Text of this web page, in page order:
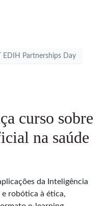
EDIH Partnerships Day
curso sobre
na saúde
da Inteligência
robótica à ética,